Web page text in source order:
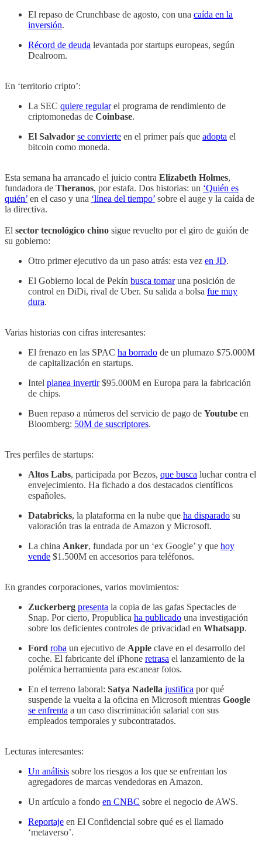
El repaso de Crunchbase de agosto, con una caída en la
inversión.
Récord de deuda levantada por startups europeas, según
Dealroom.
En ‘territorio cripto’:
La SEC quiere regularel programa de rendimiento de
criptomonedas de Coinbase.
El Salvador se convierte en el primer país que adopta el
bitcoin como moneda.
Esta semana ha arrancado el juicio contra Elizabeth Holmes,
fundadora de Theranos, por estafa. Dos historias: un ‘Quién es
quién’ en el caso y una ‘línea del tiempo’ sobre el auge y la caída de
la directiva.
El sector tecnológico chino sigue revuelto por el giro de guión de
su gobierno:
Otro primer ejecutivo da un paso atrás: esta vez en JD.
El Gobierno local de Pekín busca tomaruna posición de
control en DiDi, rival de Uber. Su salida a bolsa fue muy
dura.
Varias historias con cifras interesantes:
El frenazo en las SPAC ha borrado de un plumazo $75.000M
de capitalización en startups.
Intel planea invertir$95.000M en Europa para la fabricación
de chips.
Buen repaso a números del servicio de pago de Youtube en
Bloomberg: 50M de suscriptores.
Tres perfiles de startups:
Altos Labs, participada por Bezos, que busca luchar contra el
envejecimiento. Ha fichado a dos destacados científicos
españoles.
Databricks, la plataforma en la nube que ha disparado su
valoración tras la entrada de Amazon y Microsoft.
La china Anker, fundada por un ‘ex Google’ y que hoy
vende $1.500M en accesorios para teléfonos.
En grandes corporaciones, varios movimientos:
Zuckerberg presenta la copia de las gafas Spectacles de
Snap. Por cierto, Propublica ha publicado una investigación
sobre los deficientes controles de privacidad en Whatsapp.
Ford roba un ejecutivo de Apple clave en el desarrollo del
coche. El fabricante del iPhone retrasa el lanzamiento de la
polémica herramienta para escanear fotos.
En el terreno laboral: Satya Nadella justifica por qué
suspende la vuelta a la oficina en Microsoft mientras Google
se enfrenta a un caso discriminación salarial con sus
empleados temporales y subcontratados.
Lecturas interesantes:
Un análisis sobre los riesgos a los que se enfrentan los
agregadores de marcas vendedoras en Amazon.
Un artículo a fondo en CNBC sobre el negocio de AWS.
Reportaje en El Confidencial sobre qué es el llamado
‘metaverso’.